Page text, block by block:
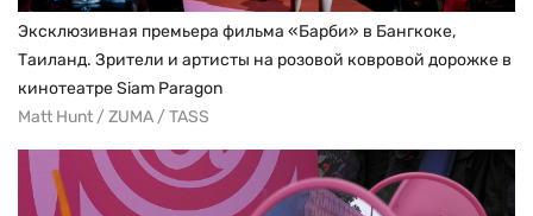
Эксклюзивная премьера фильма «Барби» в Бангкоке,
Таиланд. Зрители и артисты на розовой ковровой дорожке в
кинотеатре Siam Paragon
Matt Hunt / ZUMA / TASS